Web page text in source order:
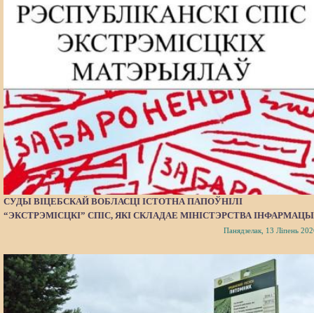
СУДЫ ВІЦЕБСКАЙ ВОБЛАСЦІ ІСТОТНА ПАПОЎНІЛІ
“ЭКСТРЭМІСЦКІ” СПІС, ЯКІ СКЛАДАЕ МІНІСТЭРСТВА
Панядзелак, 13 Ліпень